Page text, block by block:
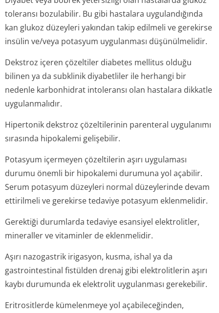
toleransı bozulabilir. Bu gibi hastalara uygulandığında
kan glukoz düzeyleri yakından takip edilmeli ve gerekirse
insülin ve/veya potasyum uygulanması düşünülmelidir.
Dekstroz içeren çözeltiler diabetes mellitus olduğu
bilinen ya da subklinik diyabetliler ile herhangi bir
nedenle karbonhidrat intoleransı olan hastalara dikkatle
uygulanmalıdır.
Hipertonik dekstroz çözeltilerinin parenteral uygulanımı
sırasında hipokalemi gelişebilir.
Potasyum içermeyen çözeltilerin aşırı uygulaması
durumu önemli bir hipokalemi durumuna yol açabilir.
Serum potasyum düzeyleri normal düzeylerinde devam
ettirilmeli ve gerekirse tedaviye potasyum eklenmelidir.
Gerektiği durumlarda tedaviye esansiyel elektrolitler,
mineraller ve vitaminler de eklenmelidir.
Aşırı nazogastrik irigasyon, kusma, ishal ya da
gastrointestinal fistülden drenaj gibi elektrolitlerin aşırı
kaybı durumunda ek elektrolit uygulanması gerekebilir.
Eritrositlerde kümelenmeye yol açabileceğinden,